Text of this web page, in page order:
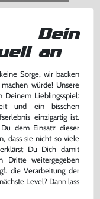
€
Warenkorb
Dein
an
Sorge, wir backen
würde! Unsere
Deinem Lieblingsspiel:
und ein bisschen
einzigartig ist.
dem Einsatz dieser
dass sie nicht so viele
Du Dich damit
Dritte weitergegeben
die Verarbeitung der
Level? Dann lass